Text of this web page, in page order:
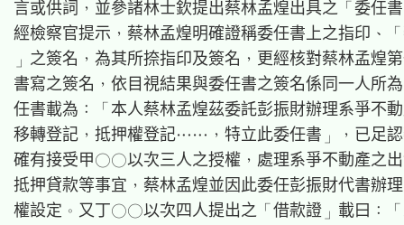
言或供詞，並參諸林士欽提出蔡林孟煌出具之「委任
經檢察官提示，蔡林孟煌明確證稱委任書上之指印、
」之簽名，為其所捺指印及簽名，更經核對蔡林孟煌
書寫之簽名，依目視結果與委任書之簽名係同一人所
任書載為：「本人蔡林孟煌茲委託彭振財辦理系爭不
移轉登記，抵押權登記……，特立此委任書」，已足
確有接受甲○○以次三人之授權，處理系爭不動產之
抵押貸款等事宜，蔡林孟煌並因此委任彭振財代書辦
權設定。又丁○○以次四人提出之「借款證」載曰：